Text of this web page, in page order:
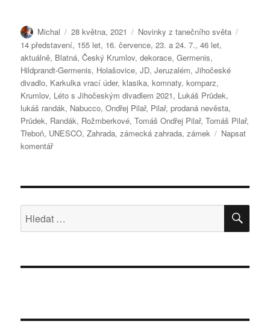
Autor:
Michal Publikováno:
28 května, 2021 Rubriky:
Novinky z tanečního světa
14 představení, 155 let, 16. července,23. a 24. 7.,46 let,
aktuálně, Blatná,Český Krumlov,dekorace,Germenis,
Hildprandt-Germenis, Holašovice,JD,Jeruzalém,Jihočeské
divadlo, Karkulka vrací úder,klasika,komnaty,komparz,
Krumlov, Léto s Jihočeským divadlem 2021, Lukáš Průdek,
lukáš randák, Nabucco,Ondřej Pilař, Pilař,prodaná nevěsta,
Průdek, Randák, Rožmberkové,Tomáš Ondřej Pilař,Tomáš Pilař,
Třeboň, UNESCO,Zahrada,zámecká zahrada,zámek
Napsat
komentářpro
názvem
divadlo
bude
zas
Hledat: